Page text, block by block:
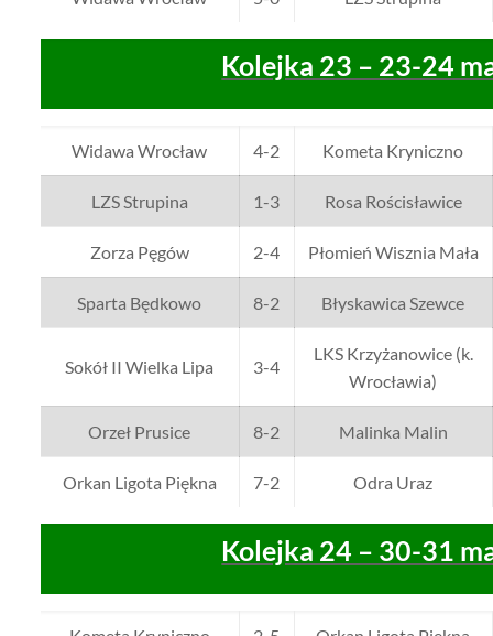
Kolejka 23 – 23-24
Widawa Wrocław 4-2 Kometa Kryniczno
LZS Strupina 1-3 Rosa Rościsławice
Zorza Pęgów 2-4 Płomień Wisznia Mała
Sparta Będkowo 8-2 Błyskawica Szewce
Sokół II Wielka Lipa 3-4
LKS Krzyżanowice (k.
Wrocławia)
Orzeł Prusice 8-2 Malinka Malin
Orkan Ligota Piękna 7-2 Odra Uraz
Kolejka 24 – 30-31